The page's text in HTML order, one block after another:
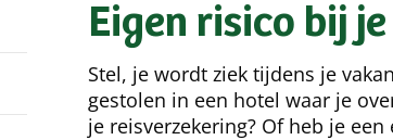
Eigen risico bij
Stel, je wordt ziek tijdens je
gestolen in een hotel waar je
je reisverzekering? Of heb je